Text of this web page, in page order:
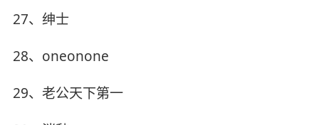
27、绅士
28、oneonone
29、老公天下第一